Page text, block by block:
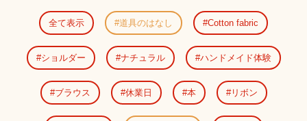
全て表示 道具のはなし Cotton fabric
ショルダー ナチュラル ハンドメイド体験
ブラウス 休業日 本 リボン